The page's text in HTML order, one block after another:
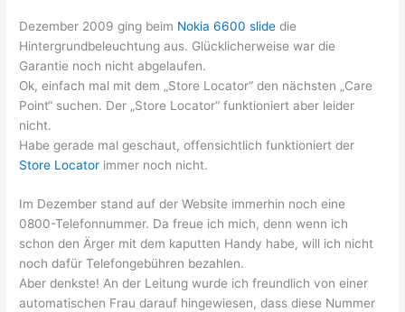
Dezember 2009 ging beim Nokia 6600 slide die
Hintergrundbeleuchtung aus. Glücklicherweise war die
Garantie noch nicht abgelaufen.
Ok, einfach mal mit dem „Store Locator“ den nächsten „Care
Point“ suchen. Der „Store Locator“ funktioniert aber leider
nicht.
Habe gerade mal geschaut, offensichtlich funktioniert der
Store Locator immer noch nicht.
Im Dezember stand auf der Website immerhin noch eine
0800-Telefonnummer. Da freue ich mich, denn wenn ich
schon den Ärger mit dem kaputten Handy habe, will ich nicht
noch dafür Telefongebühren bezahlen.
Aber denkste! An der Leitung wurde ich freundlich von einer
automatischen Frau darauf hingewiesen, dass diese Nummer